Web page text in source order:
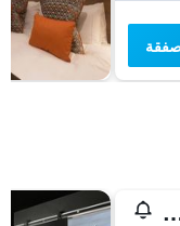
بارك إن هوستل